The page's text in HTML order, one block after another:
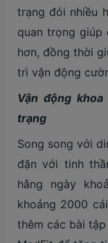
trạng đói nhiều
quan trọng giúp
hơn, đồng thời
trì vận động
Vận động
trạng
Song song với
đặn với tinh
hằng ngày
khoảng 2000
thêm các bài